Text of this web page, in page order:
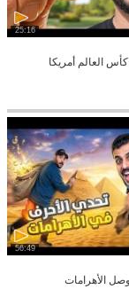
25:16
56:49
الأهرامات